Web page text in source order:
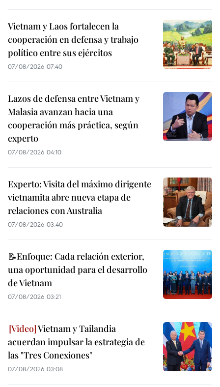
Vietnam y Laos fortalecen la
cooperación en defensa y trabajo
político entre sus ejércitos
07/08/2026 07:40
Lazos de defensa entre Vietnam y
Malasia avanzan hacia una
cooperación más práctica, según
experto
07/08/2026 04:10
Experto: Visita del máximo dirigente
vietnamita abre nueva etapa de
relaciones con Australia
07/08/2026 03:40
📝Enfoque: Cada relación exterior,
una oportunidad para el desarrollo
de Vietnam
07/08/2026 03:21
Vietnam y Tailandia
acuerdan impulsar la estrategia de
las "Tres Conexiones"
07/08/2026 03:08